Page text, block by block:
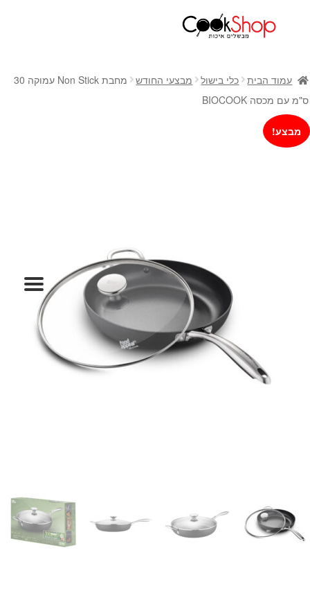
חנות
כלי בישול
סירים
מחבתות
כלי הגשה ואירוח
המותגים שלנו
מתנות לחנוכת בית
מתנות למטבח
עמוד הבית כלי בישול מבצעי החודש
מחבת Non Stick עמוקה 30
ס"מ עם מכסה BIOCOOK
מבצע!